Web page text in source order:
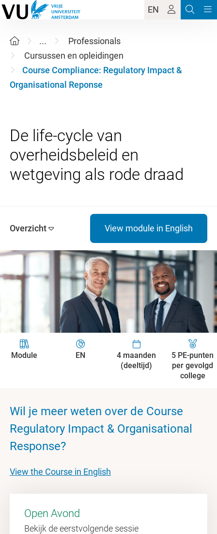
EN
...
Professionals
Cursussen en opleidingen
Course Compliance: Regulatory Impact &
Organisational Reponse
De life-cycle van
overheidsbeleid en
Overzicht View module in English
Module EN
4 maanden
(deeltijd)
5 PE-punten
per gevolgd
college
Wil je meer weten over de Course
Regulatory Impact & Organisational
Response?
View the Course in English
Open Avond
Bekijk de eerstvolgende sessie